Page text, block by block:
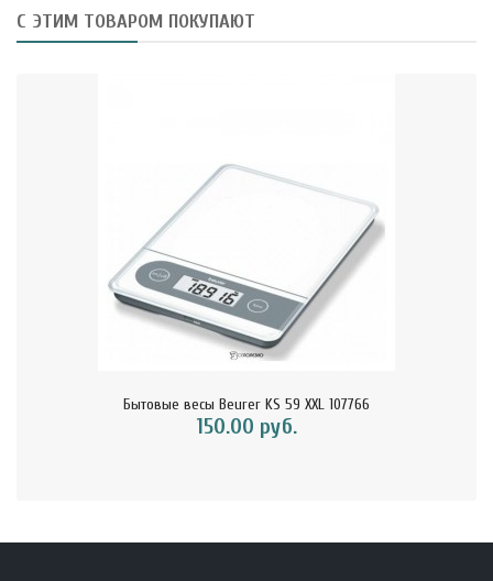
С ЭТИМ ТОВАРОМ ПОКУПАЮТ
Бытовые весы Beurer KS 59 XXL 107766
150.00 руб.